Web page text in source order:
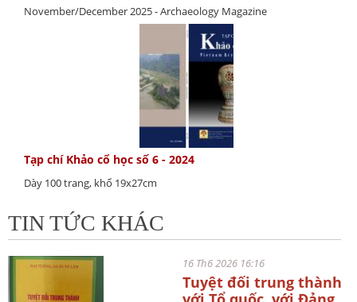
November/December 2025 - Archaeology Magazine
Tạp chí Khảo cổ học số 6 - 2024
Dày 100 trang, khổ 19x27cm
TIN TỨC KHÁC
16 Th6 2026 16:16
Tuyệt đối trung thành